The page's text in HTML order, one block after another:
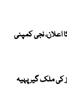
کا اعلان، نجی کمپنی
کی ملک گیر پہیہ